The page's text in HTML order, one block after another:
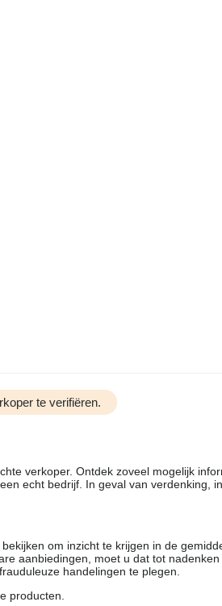
te verifiëren.
verkoper. Ontdek zoveel mogelijk
echt bedrijf. In geval van verdenking,
om inzicht te krijgen in de
aanbiedingen, moet u dat tot
handelingen te plegen.
producten.